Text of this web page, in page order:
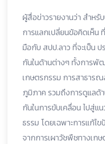
ผู้สื่อข่าวรายงานว่า สำหรั
การแลกเปลี่ยนข้อคิดเห็น
มือกับ สปป.ลาว ที่จะเป็น
กันในด้านต่างๆ ทั้งการพั
เกษตรกรรม การสาธารณ
ภูมิภาค รวมถึงการดูแลด้
กันในการขับเคลื่อน ไปสู่แ
ธรรม โดยเฉพาะการแก้
จากการเผาวัชพืชทางเก